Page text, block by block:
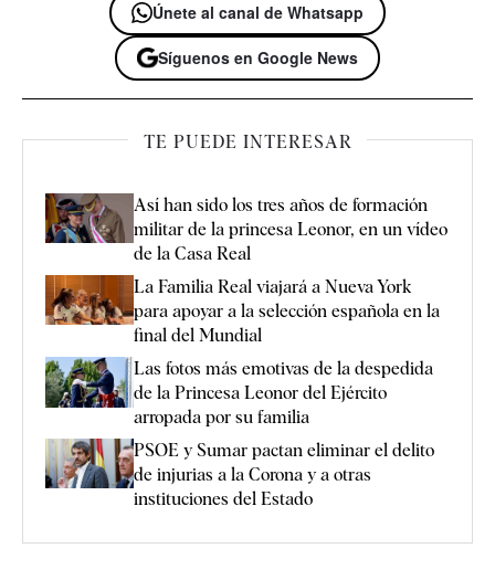
Únete al canal de Whatsapp
Síguenos en Google News
TE PUEDE INTERESAR
Así han sido los tres años de formación
militar de la princesa Leonor, en un vídeo
de la Casa Real
La Familia Real viajará a Nueva York
para apoyar a la selección española en la
final del Mundial
Las fotos más emotivas de la despedida
de la Princesa Leonor del Ejército
arropada por su familia
PSOE y Sumar pactan eliminar el delito
de injurias a la Corona y a otras
instituciones del Estado